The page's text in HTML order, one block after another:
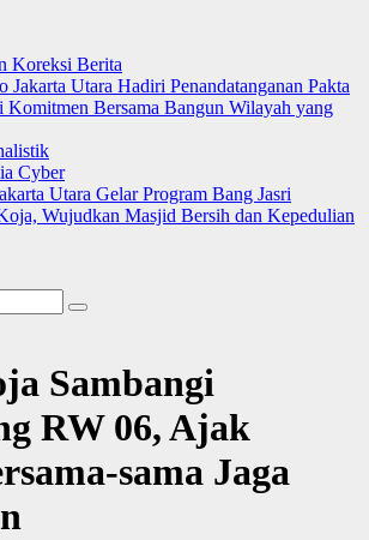
Koreksi Berita
Jakarta Utara Hadiri Penandatanganan Pakta
Komitmen Bersama Bangun Wilayah yang
Cyber
Utara Gelar Program Bang Jasri
Wujudkan Masjid Bersih dan Kepedulian
Sambangi
RW 06, Ajak
sama Jaga